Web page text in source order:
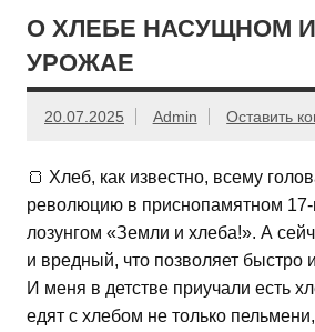
О ХЛЕБЕ НАСУЩНОМ
УРОЖАЕ
20.07.2025 Admin Оставить
🍞 Хлеб, как известно, всему
революцию в приснопамятном
лозунгом «Земли и хлеба!». А
и вредный, что позволяет быстро
И меня в детстве приучали есть
едят с хлебом не только